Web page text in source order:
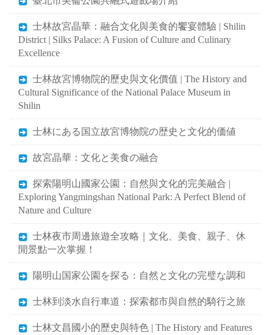
士林故宮晶華：融合文化與美食的饗宴體驗 | Shilin
District | Silks Palace: A Fusion of Culture and Culinary
Excellence
士林故宮博物院的歷史與文化價值 | The History and
Cultural Significance of the National Palace Museum in
Shilin
士林にある国立故宮博物院の歴史と文化的価値
故宮晶華：文化と美食の融合
探索陽明山國家公園：自然與文化的完美融合 |
Exploring Yangmingshan National Park: A Perfect Blend of
Nature and Culture
士林夜市周邊旅遊全攻略｜文化、美食、親子、休
閒景點一次掌握！
陽明山国家公園を探る：自然と文化の完璧な調和
士林到淡水自行車道：探索都市與自然的騎行之旅
士林文昌國小的歷史與特色 | The History and Features